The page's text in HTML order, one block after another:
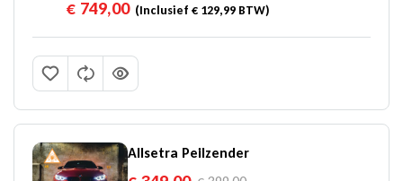
€749,00(Inclusief €129,99BTW)
Allsetra Peilzender